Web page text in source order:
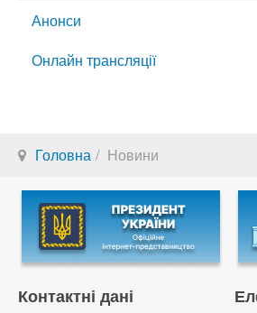
Анонси
Онлайн трансляції
Головна Новини
Контактні дані